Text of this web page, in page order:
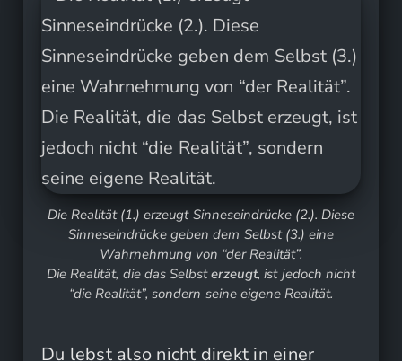
Die Realität (1.) erzeugt Sinneseindrücke (2.). Diese
Sinneseindrücke geben dem Selbst (3.) eine
Wahrnehmung von “der Realität”.
Die Realität, die das Selbsterzeugt, ist jedoch nicht
“die Realität”, sondern seine eigene Realität.
Du lebst also nicht direkt in einer